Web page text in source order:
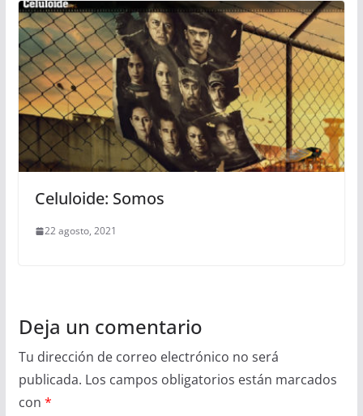
Celuloide: Somos
22 agosto, 2021
Deja un comentario
Tu dirección de correo electrónico no será
publicada. Los campos obligatorios están marcados
con *